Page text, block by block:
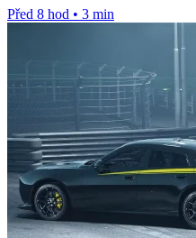
Před 8 hod • 3 min